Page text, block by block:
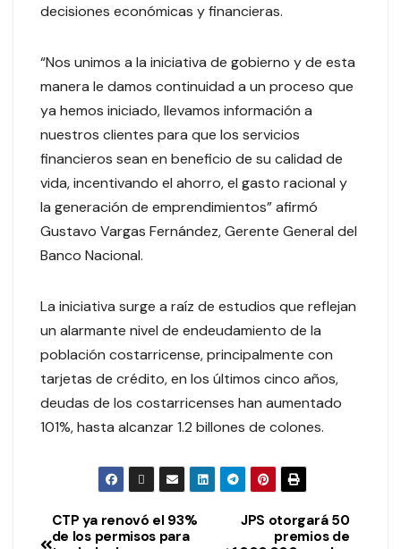
decisiones económicas y financieras.
“Nos unimos a la iniciativa de gobierno y de esta
manera le damos continuidad a un proceso que
ya hemos iniciado, llevamos información a
nuestros clientes para que los servicios
financieros sean en beneficio de su calidad de
vida, incentivando el ahorro, el gasto racional y
la generación de emprendimientos” afirmó
Gustavo Vargas Fernández, Gerente General del
Banco Nacional.
La iniciativa surge a raíz de estudios que reflejan
un alarmante nivel de endeudamiento de la
población costarricense, principalmente con
tarjetas de crédito, en los últimos cinco años,
deudas de los costarricenses han aumentado
101%, hasta alcanzar 1.2 billones de colones.
JPS otorgará 50
premios de
CTP ya renovó el 93%
de los permisos para